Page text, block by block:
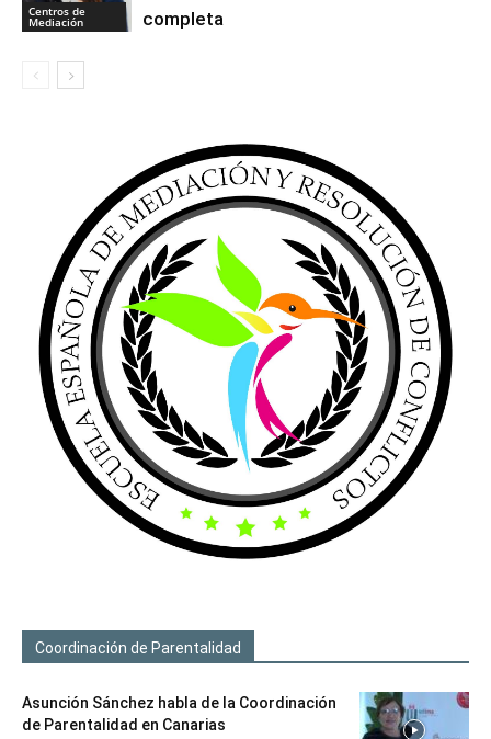
Centros de
Mediación
completa
Coordinación de Parentalidad
Asunción Sánchez habla de la Coordinación
de Parentalidad en Canarias